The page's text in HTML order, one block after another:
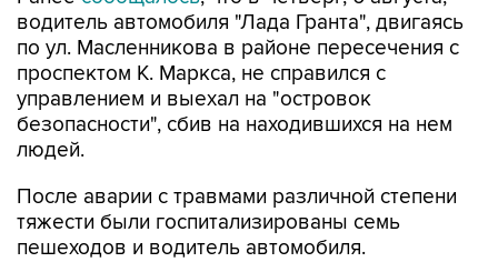
водитель автомобиля "Лада Гранта", двигаясь
по ул. Масленникова в районе пересечения с
проспектом К. Маркса, не справился с
управлением и выехал на "островок
безопасности", сбив на находившихся на нем
людей.
После аварии с травмами различной степени
тяжести были госпитализированы семь
пешеходов и водитель автомобиля.